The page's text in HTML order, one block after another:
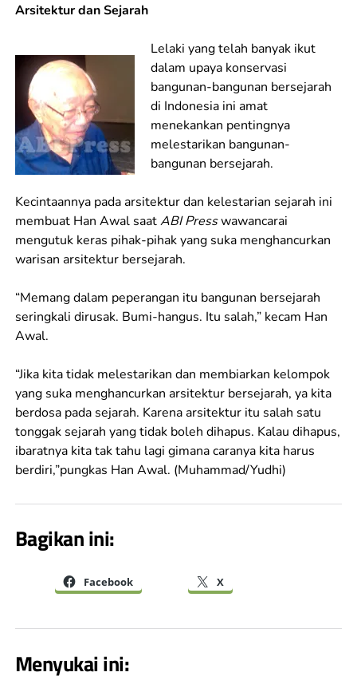
Arsitektur dan Sejarah
Lelaki yang telah banyak ikut
dalam upaya konservasi
bangunan-bangunan bersejarah
di Indonesia ini amat
menekankan pentingnya
melestarikan bangunan-
bangunan bersejarah.
Kecintaannya pada arsitektur dan kelestarian sejarah ini
membuat Han Awal saatABI Presswawancarai
mengutuk keras pihak-pihak yang suka menghancurkan
warisan arsitektur bersejarah.
“Memang dalam peperangan itu bangunan bersejarah
seringkali dirusak. Bumi-hangus. Itu salah,” kecam Han
Awal.
“Jika kita tidak melestarikan dan membiarkan kelompok
yang suka menghancurkan arsitektur bersejarah, ya kita
berdosa pada sejarah. Karena arsitektur itu salah satu
tonggak sejarah yang tidak boleh dihapus. Kalau dihapus,
ibaratnya kita tak tahu lagi gimana caranya kita harus
berdiri,”pungkas Han Awal. (Muhammad/Yudhi)
Bagikan ini:
Facebook X
Menyukai ini: